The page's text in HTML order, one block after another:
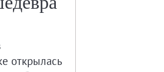
открылась